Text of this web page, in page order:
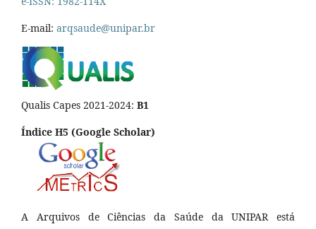
E-mail: arqsaude@unipar.br
Qualis Capes 2021-2024: B1
Índice H5 (Google Scholar)
A Arquivos de Ciências da Saúde da UNIPAR está